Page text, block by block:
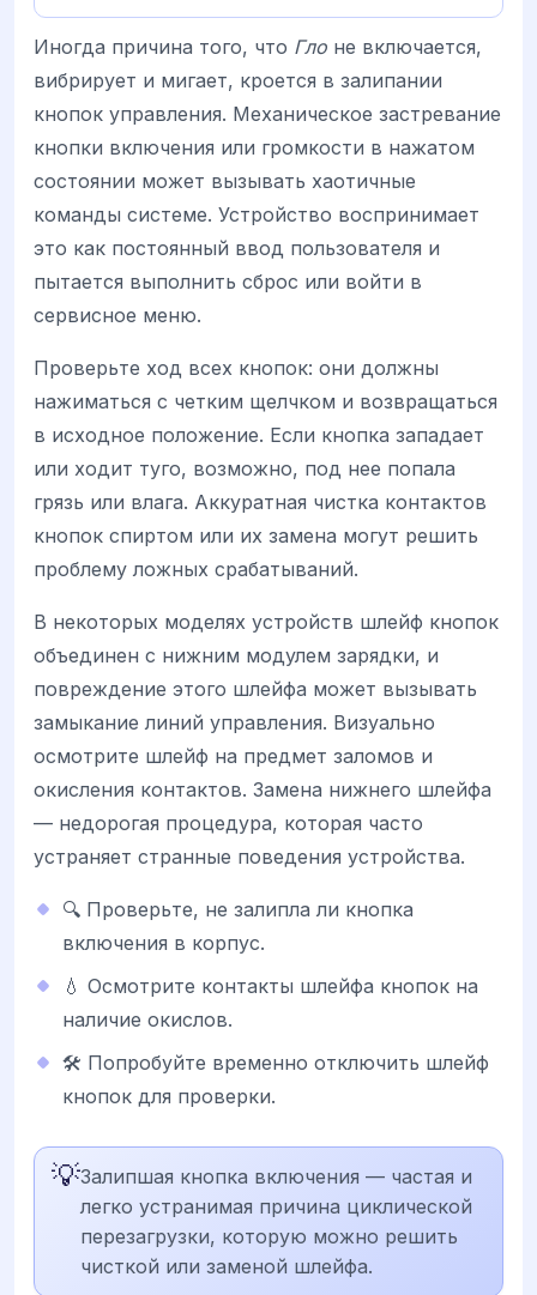
Иногда причина того, что Гло не включается,
вибрирует и мигает, кроется в залипании
кнопок управления. Механическое застревание
кнопки включения или громкости в нажатом
состоянии может вызывать хаотичные
команды системе. Устройство воспринимает
это как постоянный ввод пользователя и
пытается выполнить сброс или войти в
сервисное меню.
Проверьте ход всех кнопок: они должны
нажиматься с четким щелчком и возвращаться
в исходное положение. Если кнопка западает
или ходит туго, возможно, под нее попала
грязь или влага. Аккуратная чистка контактов
кнопок спиртом или их замена могут решить
проблему ложных срабатываний.
В некоторых моделях устройств шлейф кнопок
объединен с нижним модулем зарядки, и
повреждение этого шлейфа может вызывать
замыкание линий управления. Визуально
осмотрите шлейф на предмет заломов и
окисления контактов. Замена нижнего шлейфа
— недорогая процедура, которая часто
устраняет странные поведения устройства.
🔍 Проверьте, не залипла ли кнопка
включения в корпус.
💧 Осмотрите контакты шлейфа кнопок на
наличие окислов.
🛠️ Попробуйте временно отключить шлейф
кнопок для проверки.
💡Залипшая кнопка включения — частая и
легко устранимая причина циклической
перезагрузки, которую можно решить
чисткой или заменой шлейфа.